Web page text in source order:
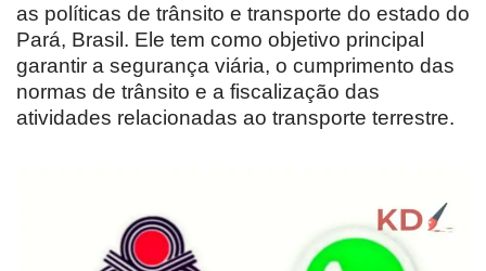
as políticas de trânsito e transporte do estado do
Pará, Brasil. Ele tem como objetivo principal
garantir a segurança viária, o cumprimento das
normas de trânsito e a fiscalização das
atividades relacionadas ao transporte terrestre.